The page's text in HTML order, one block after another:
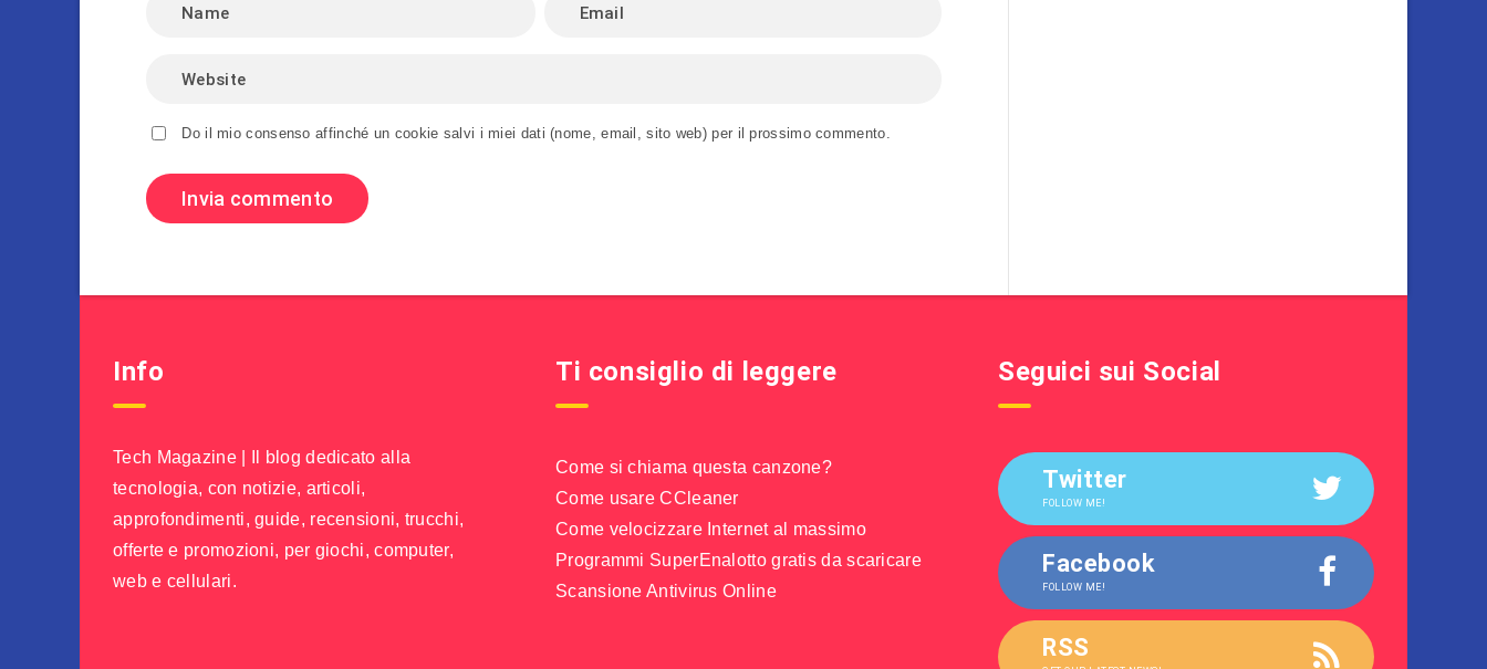
Do il mio consenso affinché un cookie salvi i miei dati (nome, email, sito web) per il prossimo commento.
Info
Tech Magazine | Il blog dedicato alla
tecnologia, con notizie, articoli,
approfondimenti, guide, recensioni, trucchi,
offerte e promozioni, per giochi, computer,
web e cellulari.
Ti consiglio di leggere
Come si chiama questa canzone?
Come usare CCleaner
Come velocizzare Internet al massimo
Programmi SuperEnalotto gratis da scaricare
Scansione Antivirus Online
Seguici sui Social
Twitter
FOLLOW ME!
Facebook
FOLLOW ME!
RSS